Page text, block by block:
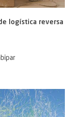
logística reversa